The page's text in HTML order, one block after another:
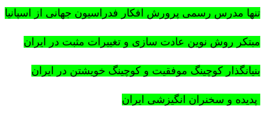
تنها مدرس رسمی پرورش افکار فدراسیون جهانی از اسپانیا
مبتکر روش نوین عادت سازی و تغییرات مثبت در ایران
بنیانگذار کوچینگ موفقیت و کوچینگ خویشتن در ایران
پدیده و سخنران انگیزشی ایران